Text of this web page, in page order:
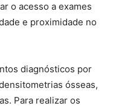
o acesso a exames
e proximidade no
diagnósticos por
ósseas,
Para realizar os